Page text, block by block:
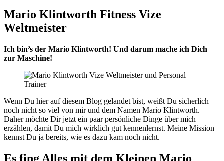
Mario Klintworth Fitness Vize
Weltmeister
Ich bin’s der Mario Klintworth! Und darum mache ich Dich
zur Maschine!
Wenn Du hier auf diesem Blog gelandet bist, weißt Du sicherlich
noch nicht so viel von mir und dem Namen Mario Klintworth.
Daher möchte Dir jetzt ein paar persönliche Dinge über mich
erzählen, damit Du mich wirklich gut kennenlernst. Meine Mission
kennst Du ja bereits, wie es dazu kam noch nicht.
Es fing Alles mit dem Kleinen Mario